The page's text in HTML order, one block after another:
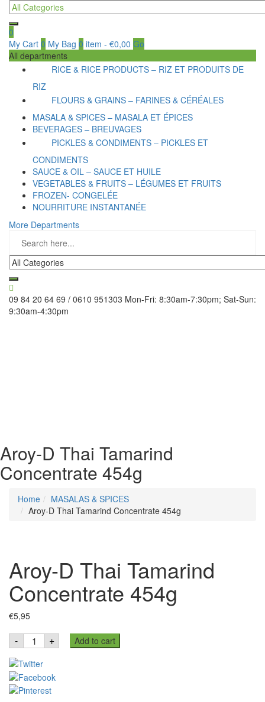
0
My Cart 0 My Bag 0 item - €0,00 Go
All departments
RICE & RICE PRODUCTS – RIZ ET PRODUITS DE
RIZ
FLOURS & GRAINS – FARINES & CÉRÉALES
MASALA & SPICES – MASALA ET ÉPICES
BEVERAGES – BREUVAGES
PICKLES & CONDIMENTS – PICKLES ET
CONDIMENTS
SAUCE & OIL – SAUCE ET HUILE
VEGETABLES & FRUITS – LÉGUMES ET FRUITS
FROZEN- CONGELÉE
NOURRITURE INSTANTANÉE
More Departments
09 84 20 64 69 / 0610 951303 Mon-Fri: 8:30am-7:30pm; Sat-Sun:
9:30am-4:30pm
Aroy-D Thai Tamarind
Concentrate 454g
Home
MASALAS & SPICES
Aroy-D Thai Tamarind Concentrate 454g
Aroy-D Thai Tamarind
Concentrate 454g
€5,95
- Aroy-
D
Tamarind
Concentrate
454g
quantity
+ Add to cart